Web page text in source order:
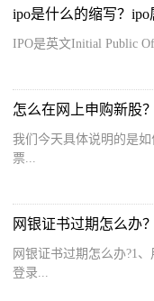
ipo是什么的缩写？ipo
IPO是英文Initial Public
怎么在网上申购新股
我们今天具体说明的是
票...
网银证书过期怎么办
网银证书过期怎么办?1
登录...